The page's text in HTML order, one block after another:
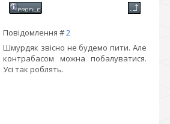
Повідомлення #2
Шмурдяк звісно не будемо пити. Але
контрабасом можна побалуватися.
Усі так роблять.